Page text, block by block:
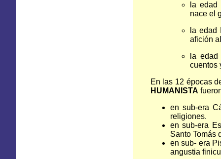
la
nace el
la
afición
la
cuentos
En las 12 épocas
HUMANISTA
en sub-era
religiones.
en sub-era
Santo Tomás
en sub- era
angustia